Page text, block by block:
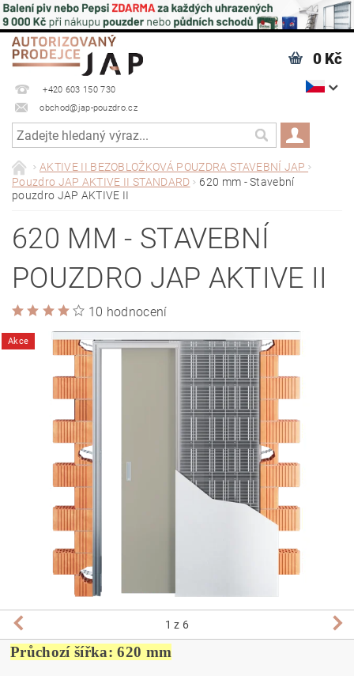
+420 603 150 730
obchod@jap-pouzdro.cz
0 Kč
AKTIVE II BEZOBLOŽKOVÁ POUZDRA STAVEBNÍ JAP
Pouzdro JAP AKTIVE II STANDARD
620 mm - Stavební
pouzdro JAP AKTIVE II
620 MM - STAVEBNÍ
POUZDRO JAP AKTIVE II
10 hodnocení
Akce
1 z 6
Průchozí šířka: 620 mm